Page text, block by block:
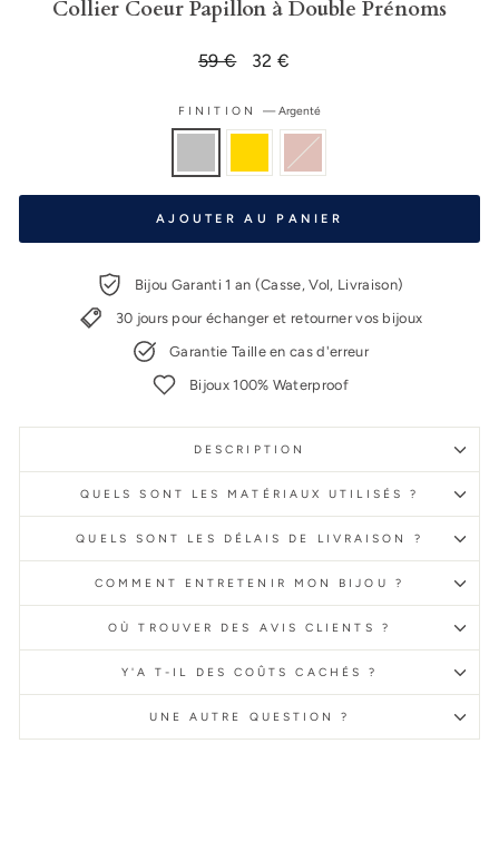
Collier Coeur Papillon à Double Prénoms
Prix
59 €
Prix
32 €
FINITION —Argenté
AJOUTER AU PANIER
Bijou Garanti 1 an (Casse, Vol, Livraison)
30 jours pour échanger et retourner vos bijoux
Garantie Taille en cas d'erreur
Bijoux 100% Waterproof
DESCRIPTION
QUELS SONT LES MATÉRIAUX UTILISÉS ?
QUELS SONT LES DÉLAIS DE LIVRAISON ?
COMMENT ENTRETENIR MON BIJOU ?
OÙ TROUVER DES AVIS CLIENTS ?
Y'A T-IL DES COÛTS CACHÉS ?
UNE AUTRE QUESTION ?